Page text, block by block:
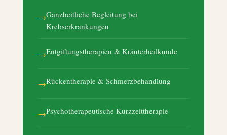
→Ganzheitliche Begleitung bei
Krebserkrankungen
→Entgiftungstherapien & Kräuterheilkunde
→Rückentherapie & Schmerzbehandlung
→Psychotherapeutische Kurzzeittherapie